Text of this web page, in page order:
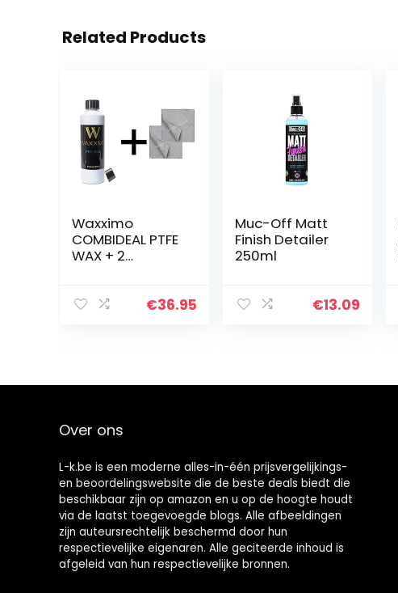
Related Products
Waxximo
COMBIDEAL PTFE
WAX + 2
Auto sealing –
€36.95
Muc-Off Matt
Finish Detailer
250ml
€13.09
Over ons
L-k.be is een moderne alles-in-één prijsvergelijkings-
en beoordelingswebsite die de beste deals biedt die
beschikbaar zijn op amazon en u op de hoogte houdt
via de laatst toegevoegde blogs. Alle afbeeldingen
zijn auteursrechtelijk beschermd door hun
respectievelijke eigenaren. Alle geciteerde inhoud is
afgeleid van hun respectievelijke bronnen.